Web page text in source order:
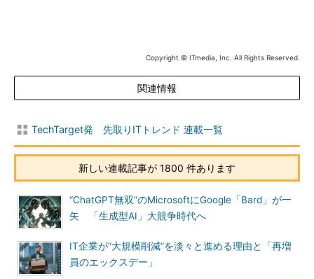
Copyright © ITmedia, Inc. All Rights Reserved.
関連情報
TechTarget発 先取りITトレンド 連載一覧
新しい連載記事が 1800 件あります
“ChatGPT無双”のMicrosoftにGoogle「Bard」が一
矢 「生成型AI」大競争時代へ
IT企業が“大規模削減”を淡々と進める理由と「再増
員のエックスデー」